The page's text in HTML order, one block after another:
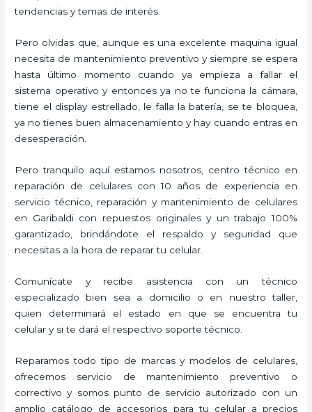
tendencias y temas de interés.
Pero olvidas que, aunque es una excelente maquina igual
necesita de mantenimiento preventivo y siempre se espera
hasta último momento cuando ya empieza a fallar el
sistema operativo y entonces ya no te funciona la cámara,
tiene el display estrellado, le falla la batería, se te bloquea,
ya no tienes buen almacenamiento y hay cuando entras en
desesperación.
Pero tranquilo aquí estamos nosotros, centro técnico en
reparación de celulares con 10 años de experiencia en
servicio técnico, reparación y mantenimiento de celulares
en Garibaldi con repuestos originales y un trabajo 100%
garantizado, brindándote el respaldo y seguridad que
necesitas a la hora de reparar tu celular.
Comunícate y recibe asistencia con un técnico
especializado bien sea a domicilio o en nuestro taller,
quien determinará el estado en que se encuentra tu
celular y si te dará el respectivo soporte técnico.
Reparamos todo tipo de marcas y modelos de celulares,
ofrecemos servicio de mantenimiento preventivo o
correctivo y somos punto de servicio autorizado con un
amplio catálogo de accesorios para tu celular a precios